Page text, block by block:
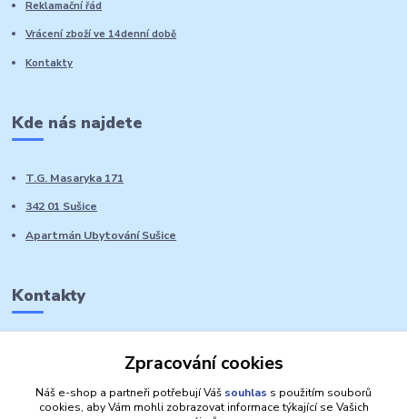
Reklamační řád
Vrácení zboží ve 14denní době
Kontakty
Kde nás najdete
T.G. Masaryka 171
342 01 Sušice
Apartmán Ubytování Sušice
Kontakty
Zpracování cookies
Náš e-shop a partneři potřebují Váš souhlas s použitím souborů
cookies, aby Vám mohli zobrazovat informace týkající se Vašich